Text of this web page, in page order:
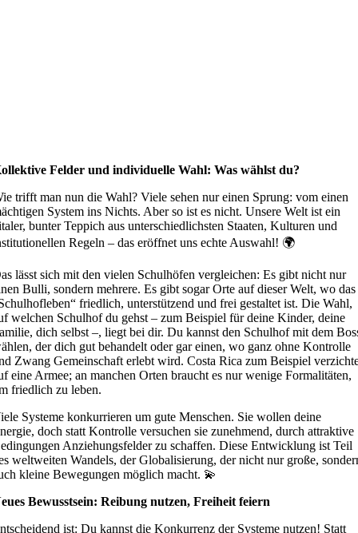
Felder und individuelle Wahl: Was wählst du?
trifft man nun die Wahl? Viele sehen nur einen Sprung: vom einen
System ins Nichts. Aber so ist es nicht. Unsere Welt ist ein
bunter Teppich aus unterschiedlichsten Staaten, Kulturen und
Regeln – das eröffnet uns echte Auswahl! 🌍
lässt sich mit den vielen Schulhöfen vergleichen: Es gibt nicht nur
Bulli, sondern mehrere. Es gibt sogar Orte auf dieser Welt, wo das
friedlich, unterstützend und frei gestaltet ist. Die Wahl,
welchen Schulhof du gehst – zum Beispiel für deine Kinder, deine
dich selbst –, liegt bei dir. Du kannst den Schulhof mit dem
der dich gut behandelt oder gar einen, wo ganz ohne Kontrolle
Zwang Gemeinschaft erlebt wird. Costa Rica zum Beispiel
eine Armee; an manchen Orten braucht es nur wenige Formalitäten,
friedlich zu leben.
Systeme konkurrieren um gute Menschen. Sie wollen deine
doch statt Kontrolle versuchen sie zunehmend, durch attraktive
Anziehungsfelder zu schaffen. Diese Entwicklung ist Teil
weltweiten Wandels, der Globalisierung, der nicht nur große,
kleine Bewegungen möglich macht. 💫
Bewusstsein: Reibung nutzen, Freiheit feiern
ist: Du kannst die Konkurrenz der Systeme nutzen! Statt